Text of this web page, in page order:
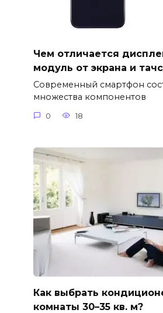
Чем отличается
модуль от экрана и
Современный смартфон
множества компонентов
0 18
Как выбрать
комнаты 30–35 кв. м?